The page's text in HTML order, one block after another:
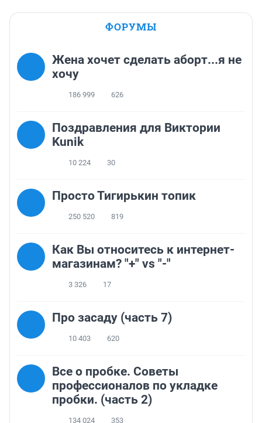
ФОРУМЫ
Жена хочет сделать аборт...я не
хочу
186 999 626
Поздравления для Виктории
Kunik
10 224 30
Просто Тигирькин топик
250 520 819
Как Вы относитесь к интернет-
магазинам? "+" vs "-"
3 326 17
Про засаду (часть 7)
10 403 620
Все о пробке. Советы
профессионалов по укладке
пробки. (часть 2)
134 024 353